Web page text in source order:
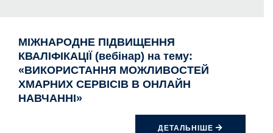
МІЖНАРОДНE ПІДВИЩЕННЯ
КВАЛІФІКАЦІЇ (вебінар) на тему:
«ВИКОРИСТАННЯ МОЖЛИВОСТЕЙ
ХМАРНИХ СЕРВІСІВ В ОНЛАЙН
НАВЧАННІ»
ДЕТАЛЬНІШЕ